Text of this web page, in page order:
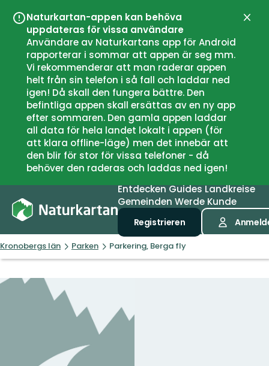
Naturkartan-appen kan behöva
uppdateras för vissa användare
Användare av Naturkartans app för Android
rapporterar i sommar att appen är seg mm.
Vi rekommenderar att man raderar appen
helt från sin telefon i så fall och laddar ned
igen! Då skall den fungera bättre. Den
befintliga appen skall ersättas av en ny app
efter sommaren. Den gamla appen laddar
all data för hela landet lokalt i appen (för
att klara offline-läge) men det innebär att
den blir för stor för vissa telefoner - då
behöver den raderas och laddas ned igen!
EntdeckenGuidesLandkreise
Gemeinden Werde Kunde
Registrieren
Kronobergs län Parken Parkering, Berga fly